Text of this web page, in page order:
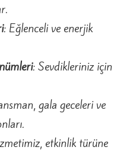
: Eğlenceli ve enerjik
: Sevdikleriniz için
gala geceleri ve
etkinlik türüne